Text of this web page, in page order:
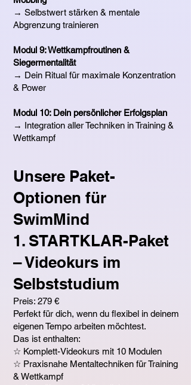
→ Selbstwert stärken & mentale
Abgrenzung trainieren
Modul 9: Wettkampfroutinen &
Siegermentalität
→ Dein Ritual für maximale Konzentration
& Power
Modul 10: Dein persönlicher Erfolgsplan
→ Integration aller Techniken in Training &
Wettkampf
Unsere Paket-
Optionen für
SwimMind
1. STARTKLAR-Paket
– Videokurs im
Selbststudium
Preis: 279 €
Perfekt für dich, wenn du flexibel in deinem
eigenen Tempo arbeiten möchtest.
Das ist enthalten:
☆ Komplett-Videokurs mit 10 Modulen
☆ Praxisnahe Mentaltechniken für Training
& Wettkampf